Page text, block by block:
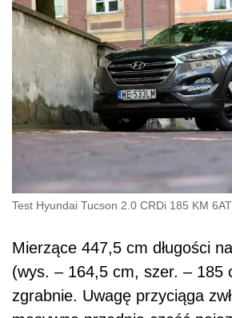
Test Hyundai Tucson 2.0 CRDi 185 KM 6AT
Mierzące 447,5 cm długości
(wys. – 164,5 cm, szer. – 185
zgrabnie. Uwagę przyciąga